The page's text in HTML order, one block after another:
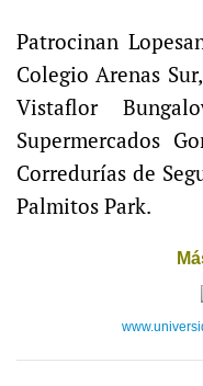
Patrocinan
Colegio Arenas
Vistaflor
Supermercados
Corredurías de
Palmitos Park.